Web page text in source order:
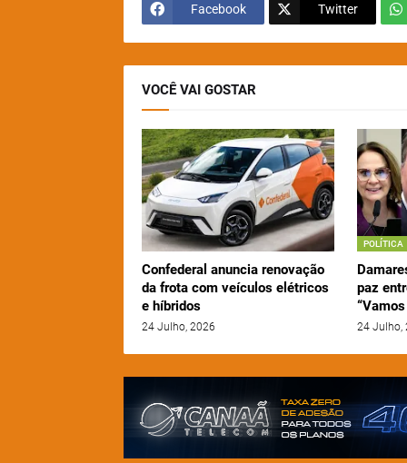
Facebook Twitter
VOCÊ VAI GOSTAR
Confederal anuncia renovação
da frota com veículos elétricos
e híbridos
24 Julho, 2026
POLÍTICA
paz
24 Julho,